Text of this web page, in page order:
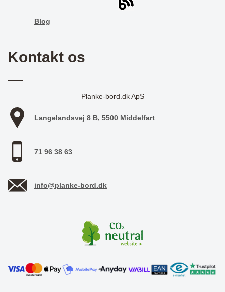
Blog
Kontakt os
Planke-bord.dk ApS
Langelandsvej 8 B, 5500 Middelfart
71 96 38 63
info@planke-bord.dk